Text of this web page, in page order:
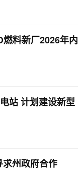
料新厂2026年内
站 计划建设新型
求州政府合作